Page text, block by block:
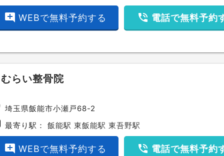
add_comment WEBで無料予約する phone_in_talk 電話で無料予約
らい整骨院
埼玉県飯能市小瀬戸68-2
最寄り駅：飯能駅 東飯能駅 東吾野駅
add_comment WEBで無料予約する phone_in_talk 電話で無料予約